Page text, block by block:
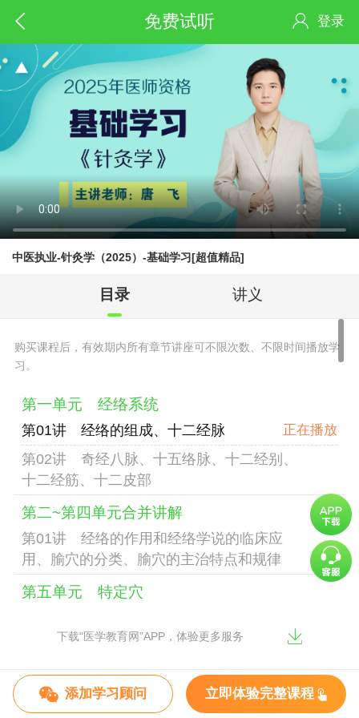
免费试听 登录
中医执业-针灸学（2025）-基础学习[超值精品]
目录 讲义
购买课程后，有效期内所有章节讲座可不限次数、不限时间播放学
习。
第一单元 经络系统
第01讲 经络的组成、十二经脉
第02讲 奇经八脉、十五络脉、十二经别、
十二经筋、十二皮部
第二~第四单元合并讲解
第01讲 经络的作用和经络学说的临床应
用、腧穴的分类、腧穴的主治特点和规律
第五单元 特定穴
第01讲 腧穴的定位方法
第七单元 手太阴肺经、腧穴
下载“医学教育网”APP，体验更多服务
添加学习顾问 立即体验完整课程